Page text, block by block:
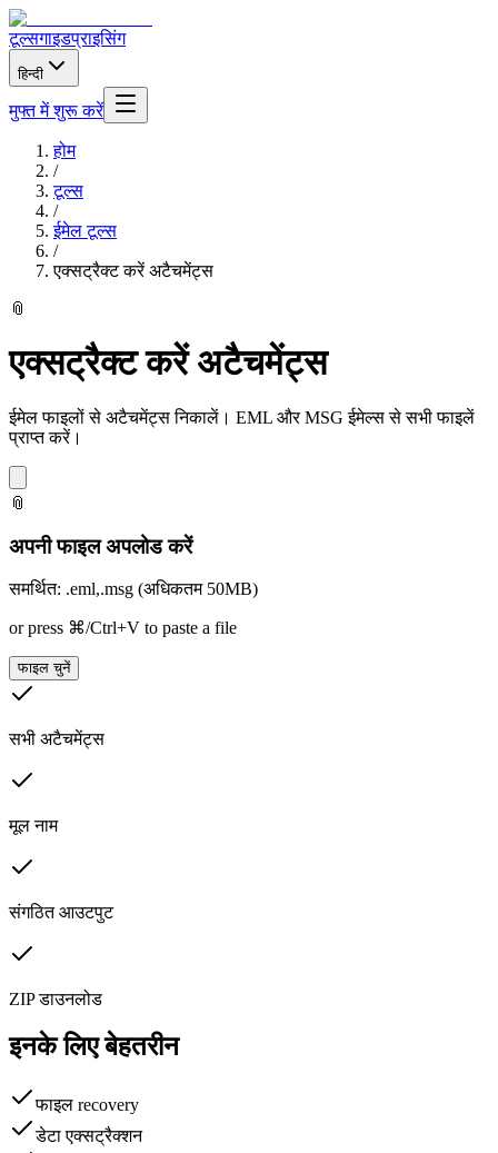
टूल्सगाइडप्राइसिंग
हिन्दी
मुफ्त में शुरू करें
होम
/
टूल्स
/
ईमेल टूल्स
/
एक्सट्रैक्ट करें अटैचमेंट्स
📎
एक्सट्रैक्ट करें अटैचमेंट्स
ईमेल फाइलों से अटैचमेंट्स निकालें। EML और MSG ईमेल्स से सभी फाइलें
प्राप्त करें।
📎
अपनी फाइल अपलोड करें
समर्थित: .eml,.msg (अधिकतम 50MB)
or press ⌘/Ctrl+V to paste a file
फाइल चुनें
सभी अटैचमेंट्स
मूल नाम
संगठित आउटपुट
ZIP डाउनलोड
इनके लिए बेहतरीन
फाइल recovery
डेटा एक्सट्रैक्शन